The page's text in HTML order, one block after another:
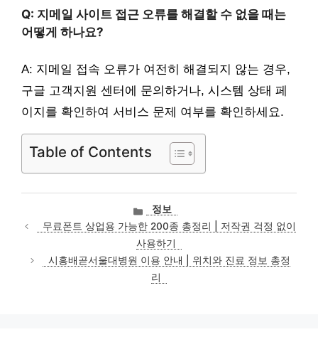
Q: 지메일 사이트 접근 오류를 해결할 수 없을 때는
어떻게 하나요?
A: 지메일 접속 오류가 여전히 해결되지 않는 경우,
구글 고객지원 센터에 문의하거나, 시스템 상태 페
이지를 확인하여 서비스 문제 여부를 확인하세요.
Table of Contents
카
테
고
리
정보
무료폰트 상업용 가능한 200종 총정리 | 저작권 걱정 없이
사용하기
시흥배곧서울대병원 이용 안내 | 위치와 진료 정보 총정
리